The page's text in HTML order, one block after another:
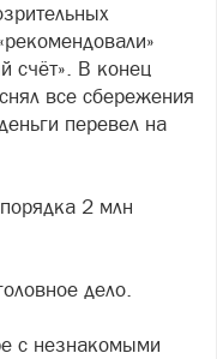
счёт». В конец
все сбережения
перевел на
2 млн
дело.
с незнакомыми